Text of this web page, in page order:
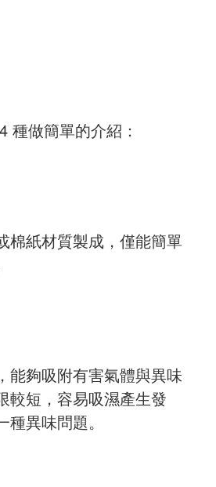
種做簡單的介紹：
棉紙材質製成，僅能簡單
能夠吸附有害氣體與異味
較短，容易吸濕產生發
異味問題。